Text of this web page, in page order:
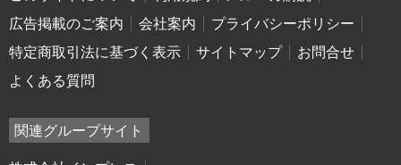
広告掲載のご案内
会社案内
プライバシーポリシー
特定商取引法に基づく表示
サイトマップ
お問合せ
よくある質問
関連グループサイト